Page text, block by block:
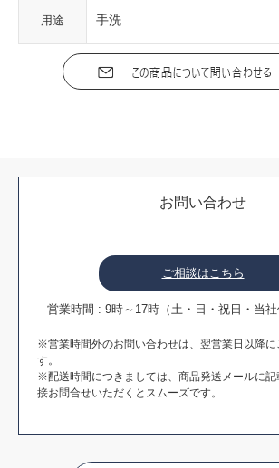
用途 手洗
お問い合わせ
ご相談はこちら
営業時間 : 9時～17時（土・日・祝日・当社
※営業時間外のお問い合わせは、翌営業日以降に
す。
※配送時間につきましては、商品発送メールに
接お問合せいただくとスムーズです。